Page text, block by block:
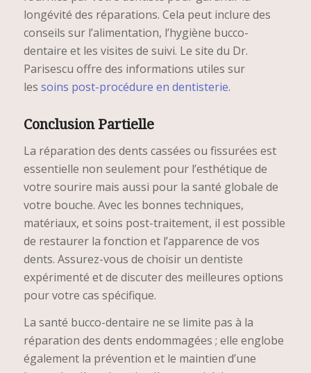
longévité des réparations. Cela peut inclure des
conseils sur l’alimentation, l’hygiène bucco-
dentaire et les visites de suivi. Le site du Dr.
Parisescu offre des informations utiles sur
les soins post-procédure en dentisterie.
Conclusion Partielle
La réparation des dents cassées ou fissurées est
essentielle non seulement pour l’esthétique de
votre sourire mais aussi pour la santé globale de
votre bouche. Avec les bonnes techniques,
matériaux, et soins post-traitement, il est possible
de restaurer la fonction et l’apparence de vos
dents. Assurez-vous de choisir un dentiste
expérimenté et de discuter des meilleures options
pour votre cas spécifique.
La santé bucco-dentaire ne se limite pas à la
réparation des dents endommagées ; elle englobe
également la prévention et le maintien d’une